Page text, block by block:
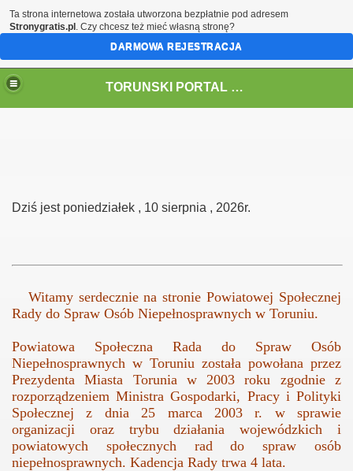
TORUNSKI PORTAL OSOB NIEPELNOSPRAWNYCH
Dziś jest poniedziałek , 10 sierpnia , 2026r.
Witamy serdecznie na stronie Powiatowej Społecznej
Rady do Spraw Osób Niepełnosprawnych w Toruniu.
Powiatowa Społeczna Rada do Spraw Osób
Niepełnosprawnych w Toruniu została powołana przez
Prezydenta Miasta Torunia w 2003 roku zgodnie z
rozporządzeniem Ministra Gospodarki, Pracy i Polityki
Społecznej z dnia 25 marca 2003 r. w sprawie
organizacji oraz trybu działania wojewódzkich i
powiatowych społecznych rad do spraw osób
niepełnosprawnych. Kadencja Rady trwa 4 lata.
Ta strona internetowa została utworzona bezpłatnie pod adresem
Stronygratis.pl . Czy chcesz też mieć własną stronę?
DARMOWA REJESTRACJA